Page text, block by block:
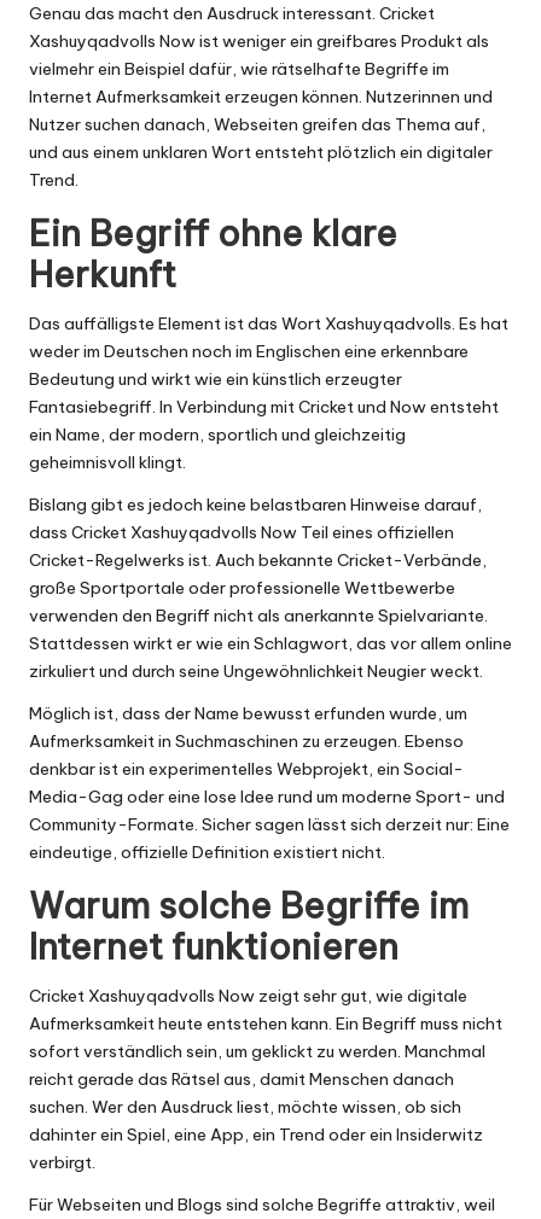
Genau das macht den Ausdruck interessant. Cricket
Xashuyqadvolls Now ist weniger ein greifbares Produkt als
vielmehr ein Beispiel dafür, wie rätselhafte Begriffe im
Internet Aufmerksamkeit erzeugen können. Nutzerinnen und
Nutzer suchen danach, Webseiten greifen das Thema auf,
und aus einem unklaren Wort entsteht plötzlich ein digitaler
Trend.
Ein Begriff ohne klare
Herkunft
Das auffälligste Element ist das Wort Xashuyqadvolls. Es hat
weder im Deutschen noch im Englischen eine erkennbare
Bedeutung und wirkt wie ein künstlich erzeugter
Fantasiebegriff. In Verbindung mit Cricket und Now entsteht
ein Name, der modern, sportlich und gleichzeitig
geheimnisvoll klingt.
Bislang gibt es jedoch keine belastbaren Hinweise darauf,
dass Cricket Xashuyqadvolls Now Teil eines offiziellen
Cricket-Regelwerks ist. Auch bekannte Cricket-Verbände,
große Sportportale oder professionelle Wettbewerbe
verwenden den Begriff nicht als anerkannte Spielvariante.
Stattdessen wirkt er wie ein Schlagwort, das vor allem online
zirkuliert und durch seine Ungewöhnlichkeit Neugier weckt.
Möglich ist, dass der Name bewusst erfunden wurde, um
Aufmerksamkeit in Suchmaschinen zu erzeugen. Ebenso
denkbar ist ein experimentelles Webprojekt, ein Social-
Media-Gag oder eine lose Idee rund um moderne Sport- und
Community-Formate. Sicher sagen lässt sich derzeit nur: Eine
eindeutige, offizielle Definition existiert nicht.
Warum solche Begriffe im
Internet funktionieren
Cricket Xashuyqadvolls Now zeigt sehr gut, wie digitale
Aufmerksamkeit heute entstehen kann. Ein Begriff muss nicht
sofort verständlich sein, um geklickt zu werden. Manchmal
reicht gerade das Rätsel aus, damit Menschen danach
suchen. Wer den Ausdruck liest, möchte wissen, ob sich
dahinter ein Spiel, eine App, ein Trend oder ein Insiderwitz
verbirgt.
Für Webseiten und Blogs sind solche Begriffe attraktiv, weil